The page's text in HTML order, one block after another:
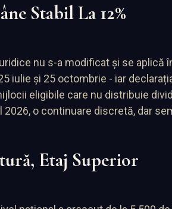
Stabil La 12%
nu s-a modificat și se
iulie și 25 octombrie - iar
eligibile care nu distribuie
o continuare discretă, dar
Etaj Superior